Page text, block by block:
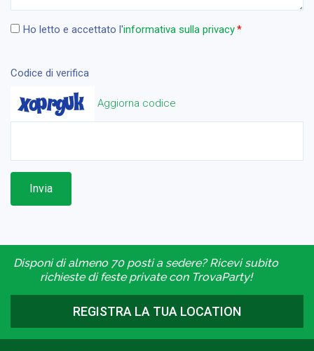
Ho letto e accettato l'informativa sulla privacy
Codice di verifica
Aggiorna codice
Invia
Disponi di almeno 70 posti a sedere? Ricevi subito
richieste di feste private con TrovaParty!
REGISTRA LA TUA LOCATION